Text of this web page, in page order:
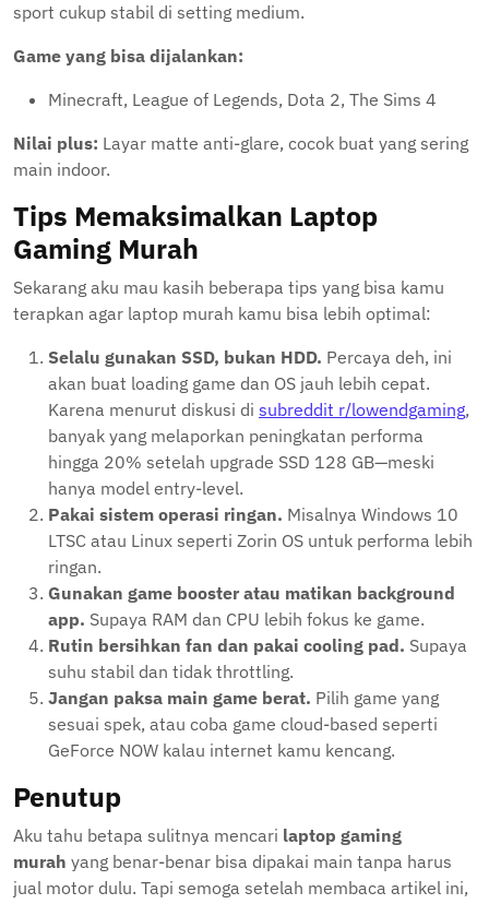
sport cukup stabil di setting medium.
Game yang bisa dijalankan:
Minecraft, League of Legends, Dota 2, The Sims 4
Nilai plus: Layar matte anti-glare, cocok buat yang sering
main indoor.
Tips Memaksimalkan Laptop
Gaming Murah
Sekarang aku mau kasih beberapa tips yang bisa kamu
terapkan agar laptop murah kamu bisa lebih optimal:
Selalu gunakan SSD, bukan HDD. Percaya deh, ini
akan buat loading game dan OS jauh lebih cepat.
Karena menurut diskusi di subreddit r/lowendgaming,
banyak yang melaporkan peningkatan performa
hingga 20% setelah upgrade SSD 128 GB—meski
hanya model entry-level.
Pakai sistem operasi ringan. Misalnya Windows 10
LTSC atau Linux seperti Zorin OS untuk performa lebih
ringan.
Gunakan game booster atau matikan background
app. Supaya RAM dan CPU lebih fokus ke game.
Rutin bersihkan fan dan pakai cooling pad. Supaya
suhu stabil dan tidak throttling.
Jangan paksa main game berat. Pilih game yang
sesuai spek, atau coba game cloud-based seperti
GeForce NOW kalau internet kamu kencang.
Penutup
Aku tahu betapa sulitnya mencari laptop gaming
murah yang benar-benar bisa dipakai main tanpa harus
jual motor dulu. Tapi semoga setelah membaca artikel ini,